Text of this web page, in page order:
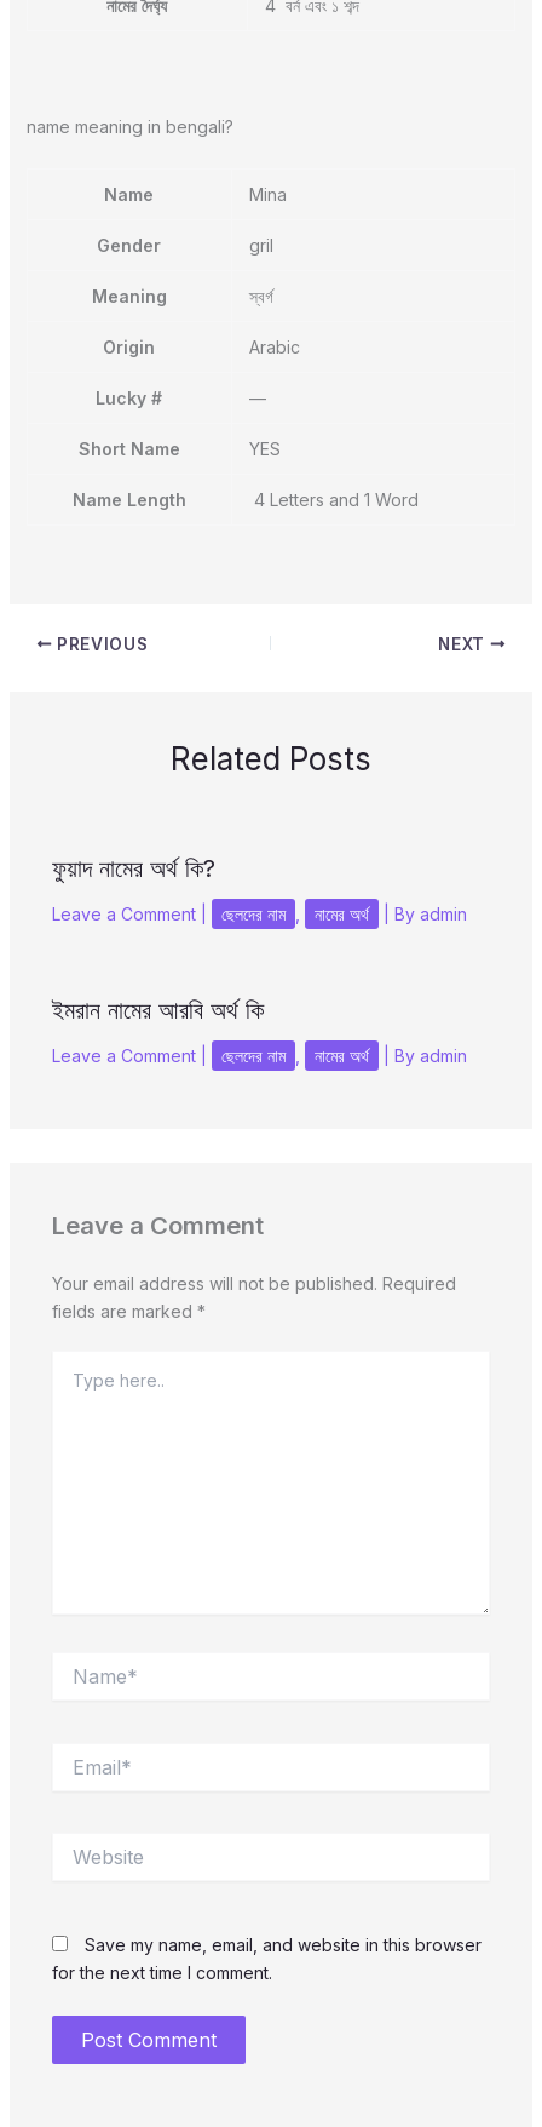
নামের দৈর্ঘ্য 4 বর্ন এবং ১ শব্দ
name meaning in bengali?
Name Mina
Gender gril
Meaning স্বর্গ
Origin Arabic
Lucky # —
Short Name YES
Name Length 4 Letters and 1 Word
PREVIOUS NEXT
Related Posts
ফুয়াদ নামের অর্থ কি?
Leave a Comment ছেলদের নাম নামের অর্থ | By admin
ইমরান নামের আরবি অর্থ কি
Leave a Comment ছেলদের নাম নামের অর্থ | By admin
Leave a Comment
Your email address will not be published. Required
fields are marked *
here..
Save my name, email, and website in this browser
for the next time I comment.